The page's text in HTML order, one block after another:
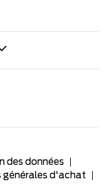
des données
générales d'achat